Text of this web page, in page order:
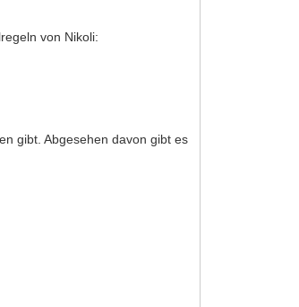
von Nikoli:
gibt. Abgesehen davon gibt es